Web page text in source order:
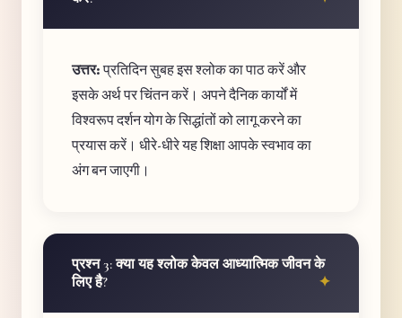
उत्तर:प्रतिदिन सुबह इस श्लोक का पाठ करें और
इसके अर्थ पर चिंतन करें। अपने दैनिक कार्यों में
विश्वरूप दर्शन योग के सिद्धांतों को लागू करने का
प्रयास करें। धीरे-धीरे यह शिक्षा आपके स्वभाव का
अंग बन जाएगी।
प्रश्न 3: क्या यह श्लोक केवल आध्यात्मिक जीवन के
लिए है?